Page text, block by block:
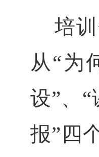
培训
从“为
设”、
报”四